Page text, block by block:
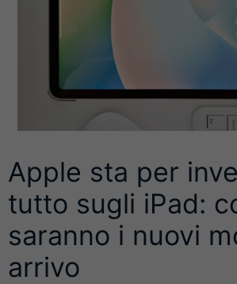
Apple sta per
tutto sugli iPad:
saranno i nuovi
arrivo